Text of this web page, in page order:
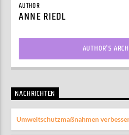
AUTHOR
ANNE RIEDL
AUTHOR'S
NACHRICHTEN
Umweltschutzmaßnahmen